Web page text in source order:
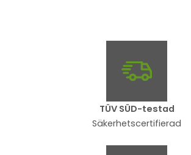
TÜV SÜD-testad
Säkerhetscertifierad